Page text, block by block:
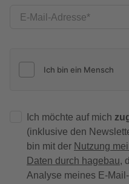
E-Mail-Adresse
Ich möchte auf mich
(inklusive den
bin mit der Nutzung
Daten durch hagebau,
Analyse meines E-